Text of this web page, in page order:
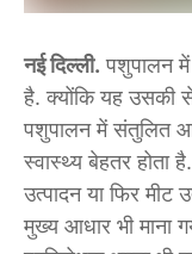
नई दिल्ली. पशुपालन
है. क्योंकि यह उसकी
पशुपालन में संतुलित
स्वास्थ्य बेहतर होता
उत्पादन या फिर मीट
मुख्य आधार भी माना